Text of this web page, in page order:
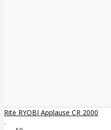
Ritė RYOBI Applause CR 2000
..